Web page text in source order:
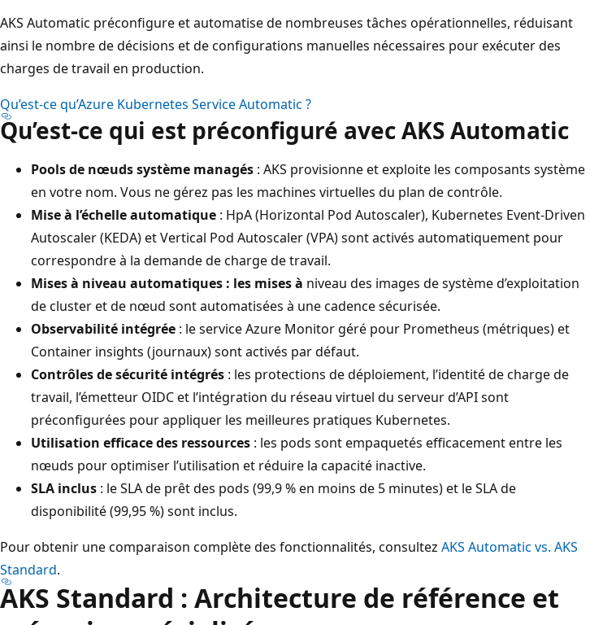
n
u
c
o
n
n
:
l
a
AKS Automatic préconfigure et automatise de nombreuses tâches opérationnelles, réduisant
ainsi le nombre de décisions et de configurations manuelles nécessaires pour exécuter des
charges de travail en production.
Qu’est-ce qu’Azure Kubernetes Service Automatic ?
Qu’est-ce qui est préconfiguré avec AKS Automatic
Pools de nœuds système managés : AKS provisionne et exploite les composants système
en votre nom. Vous ne gérez pas les machines virtuelles du plan de contrôle.
Mise à l’échelle automatique : HpA (Horizontal Pod Autoscaler), Kubernetes Event-Driven
Autoscaler (KEDA) et Vertical Pod Autoscaler (VPA) sont activés automatiquement pour
correspondre à la demande de charge de travail.
Mises à niveau automatiques : les mises à niveau des images de système d’exploitation
de cluster et de nœud sont automatisées à une cadence sécurisée.
Observabilité intégrée : le service Azure Monitor géré pour Prometheus (métriques) et
Container insights (journaux) sont activés par défaut.
Contrôles de sécurité intégrés : les protections de déploiement, l’identité de charge de
travail, l’émetteur OIDC et l’intégration du réseau virtuel du serveur d’API sont
préconfigurées pour appliquer les meilleures pratiques Kubernetes.
Utilisation efficace des ressources : les pods sont empaquetés efficacement entre les
nœuds pour optimiser l’utilisation et réduire la capacité inactive.
SLA inclus : le SLA de prêt des pods (99,9 % en moins de 5 minutes) et le SLA de
disponibilité (99,95 %) sont inclus.
Pour obtenir une comparaison complète des fonctionnalités, consultez AKS Automatic vs. AKS
Standard.
AKS Standard : Architecture de référence et